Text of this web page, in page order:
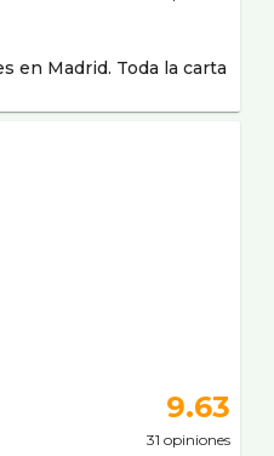
en Madrid. Toda la carta
9.63
31 opiniones